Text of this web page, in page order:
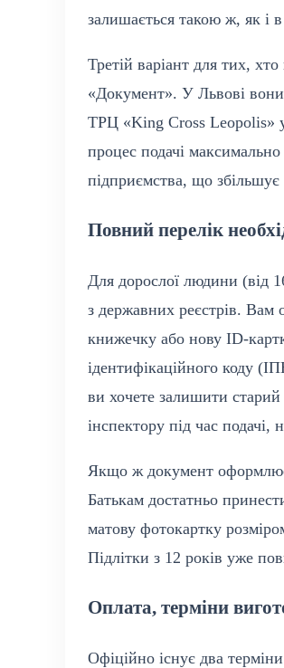
залишається такою ж, як і
Третій варіант для тих,
«Документ». У Львові
ТРЦ «King Cross Leopolis» у
процес подачі
підприємства, що збільшує
Повний перелік
Для дорослої людини (від
з державних реєстрів. Вам
книжечку або нову ID-
ідентифікаційного коду
ви хочете залишити
інспектору під час
Якщо ж документ
Батькам достатньо
матову фотокартку
Підлітки з 12 років уже
Оплата, терміни
Офіційно існує два